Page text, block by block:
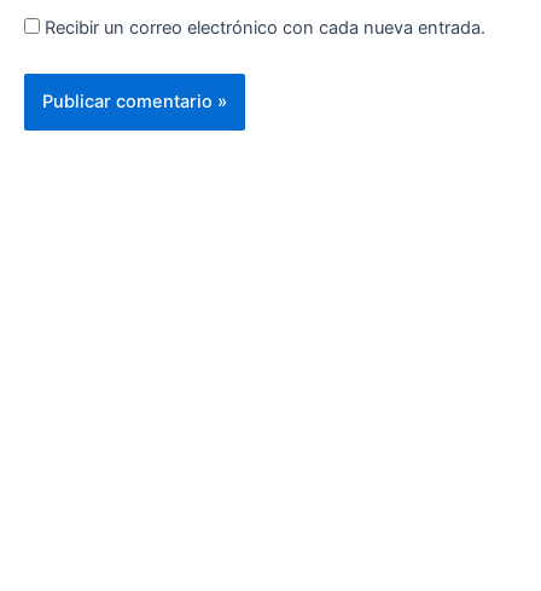
Recibir un correo electrónico con cada nueva entrada.